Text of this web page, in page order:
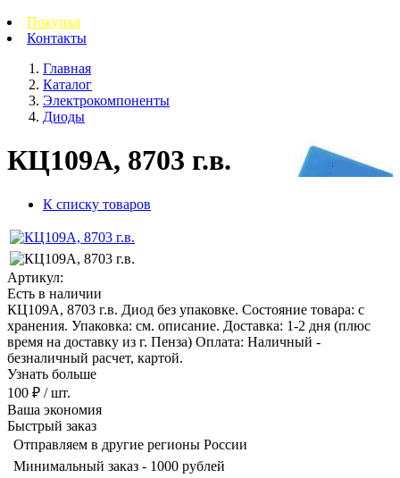
Покупка
Контакты
Главная
Каталог
Электрокомпоненты
Диоды
КЦ109А, 8703 г.в.
К списку товаров
Артикул:
Есть в наличии
КЦ109А, 8703 г.в. Диод без упаковке. Состояние товара: с
хранения. Упаковка: см. описание. Доставка: 1-2 дня (плюс
время на доставку из г. Пенза) Оплата: Наличный -
безналичный расчет, картой.
Узнать больше
100 ₽ / шт.
Ваша экономия
Быстрый заказ
Отправляем в другие регионы России
Минимальный заказ - 1000 рублей